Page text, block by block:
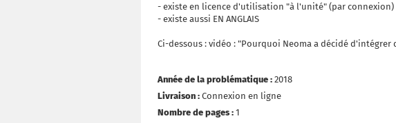
- existe en licence d'utilisation "à l'unité" (par connexion)
- existe aussi EN ANGLAIS
Ci-dessous : vidéo : "Pourquoi Neoma a décidé
Année de la problématique : 2018
Livraison : Connexion en ligne
Nombre de pages : 1